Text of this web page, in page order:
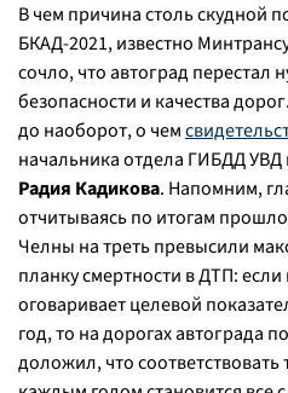
В чем причина столь скудной
БКАД-2021, известно
сочло, что автоград перестал
безопасности и качества
до наоборот, о чем
начальника отдела ГИБДД
Радия Кадикова. Напомним,
отчитываясь по итогам
Челны на треть превысили
планку смертности в ДТП:
оговаривает целевой
год, то на дорогах автограда
доложил, что